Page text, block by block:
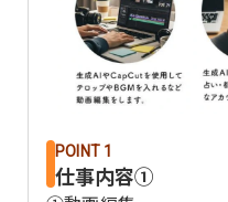
POINT 1
仕事内容①